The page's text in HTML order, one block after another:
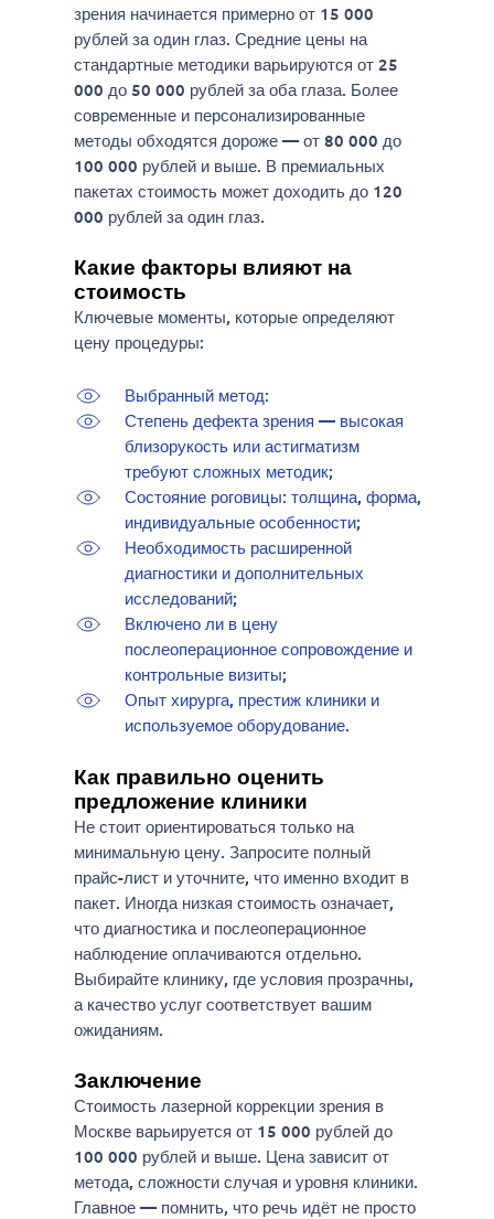
зрения начинается примерно от 15 000
рублей за один глаз. Средние цены на
стандартные методики варьируются от 25
000 до 50 000 рублей за оба глаза. Более
современные и персонализированные
методы обходятся дороже — от 80 000 до
100 000 рублей и выше. В премиальных
пакетах стоимость может доходить до 120
000 рублей за один глаз.
Какие факторы влияют на
стоимость
Ключевые моменты, которые определяют
цену процедуры:
Выбранный метод:
Степень дефекта зрения — высокая
близорукость или астигматизм
требуют сложных методик;
Состояние роговицы: толщина, форма,
индивидуальные особенности;
Необходимость расширенной
диагностики и дополнительных
исследований;
Включено ли в цену
послеоперационное сопровождение и
контрольные визиты;
Опыт хирурга, престиж клиники и
используемое оборудование.
Как правильно оценить
предложение клиники
Не стоит ориентироваться только на
минимальную цену. Запросите полный
прайс-лист и уточните, что именно входит в
пакет. Иногда низкая стоимость означает,
что диагностика и послеоперационное
наблюдение оплачиваются отдельно.
Выбирайте клинику, где условия прозрачны,
а качество услуг соответствует вашим
ожиданиям.
Заключение
Стоимость лазерной коррекции зрения в
Москве варьируется от 15 000 рублей до
100 000 рублей и выше. Цена зависит от
метода, сложности случая и уровня клиники.
Главное — помнить, что речь идёт не просто